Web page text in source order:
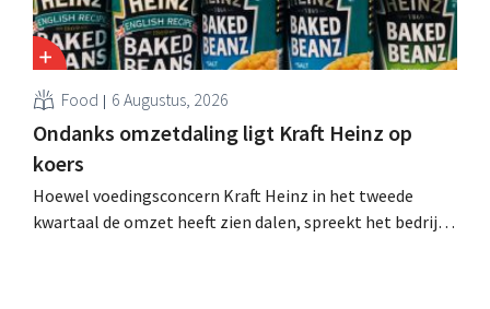
Food 6 Augustus, 2026
Ondanks omzetdaling ligt Kraft Heinz op
koers
Hoewel voedingsconcern Kraft Heinz in het tweede
kwartaal de omzet heeft zien dalen, spreekt het bedrijf